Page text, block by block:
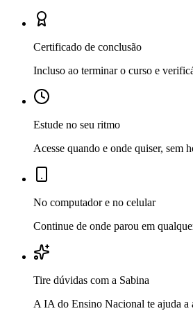
Certificado de conclusão
Incluso ao terminar o curso e
Estude no seu ritmo
Acesse quando e onde quiser, sem
No computador e no celular
Continue de onde parou em
Tire dúvidas com a Sabina
A IA do Ensino Nacional te ajuda a